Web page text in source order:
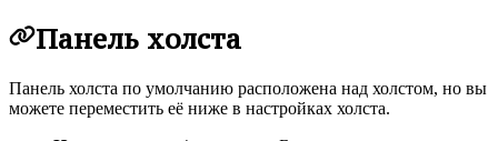
Панель холста
Панель холста по умолчанию расположена над холстом, но вы
можете переместить её ниже в настройках холста.